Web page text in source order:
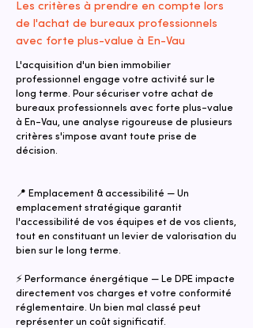
Les critères à prendre en compte lors
de l'achat de bureaux professionnels
avec forte plus-value à En-Vau
L'acquisition d'un bien immobilier
professionnel engage votre activité sur le
long terme. Pour sécuriser votre achat de
bureaux professionnels avec forte plus-value
à En-Vau, une analyse rigoureuse de plusieurs
critères s'impose avant toute prise de
décision.
📍 Emplacement & accessibilité — Un
emplacement stratégique garantit
l'accessibilité de vos équipes et de vos clients,
tout en constituant un levier de valorisation du
bien sur le long terme.
⚡ Performance énergétique — Le DPE impacte
directement vos charges et votre conformité
réglementaire. Un bien mal classé peut
représenter un coût significatif.